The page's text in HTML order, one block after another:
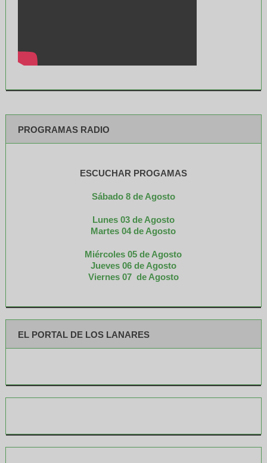
PROGRAMAS RADIO
ESCUCHAR PROGAMAS
Sábado 8 de Agosto
Lunes 03 de Agosto
Martes 04 de Agosto
Miércoles 05 de Agosto
Jueves 06 de Agosto
Viernes 07 de Agosto
EL PORTAL DE LOS LANARES